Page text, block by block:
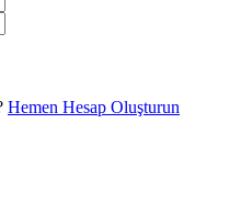
Hemen Hesap Oluşturun